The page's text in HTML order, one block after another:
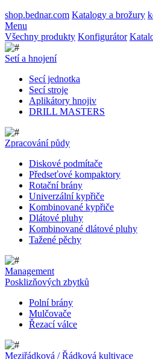
shop.bednar.com Katalogy a brožury
Menu
Všechny produkty Konfigurátor
Setí a hnojení
Secí jednotka
Secí stroje
Aplikátory hnojiv
DRILL MASTERS
Zpracování půdy
Diskové podmítače
Předseťové kompaktory
Rotační brány
Univerzální kypřiče
Kombinované kypřiče
Dlátové pluhy
Kombinované dlátové pluhy
Tažené pěchy
Management
Posklizňových zbytků
Polní brány
Mulčovače
Řezací válce
Meziřádková / Řádková kultivace